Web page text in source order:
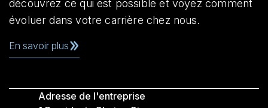
découvrez ce qui est possible et voyez comment
évoluer dans votre carrière chez nous.
En savoir plus
Adresse de l'entreprise